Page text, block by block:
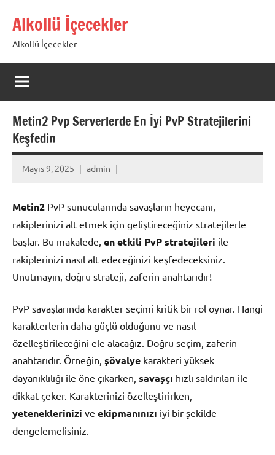
geçAlkollü İçecekler
Alkollü İçecekler
Metin2 Pvp Serverlerde En İyi PvP Stratejilerini
Keşfedin
Mayıs 9, 2025 admin
Metin2 PvP sunucularında savaşların heyecanı,
rakiplerinizi alt etmek için geliştireceğiniz stratejilerle
başlar. Bu makalede, en etkili PvP stratejileri ile
rakiplerinizi nasıl alt edeceğinizi keşfedeceksiniz.
Unutmayın, doğru strateji, zaferin anahtarıdır!
PvP savaşlarında karakter seçimi kritik bir rol oynar. Hangi
karakterlerin daha güçlü olduğunu ve nasıl
özelleştirileceğini ele alacağız. Doğru seçim, zaferin
anahtarıdır. Örneğin, şövalye karakteri yüksek
dayanıklılığı ile öne çıkarken, savaşçı hızlı saldırıları ile
dikkat çeker. Karakterinizi özelleştirirken,
yeteneklerinizi ve ekipmanınızı iyi bir şekilde
dengelemelisiniz.